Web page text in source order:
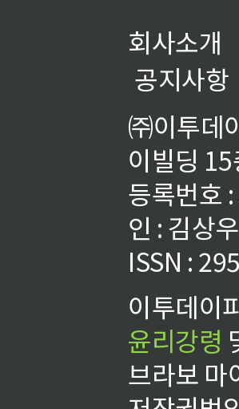
회사소개
공지사항
㈜이투데
이빌딩
등록번호
인 : 김상
ISSN :
이투데이
윤리강령
브라보 마